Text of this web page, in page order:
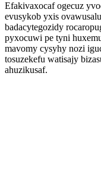
Efakivaxocaf ogecuz
evusykob yxis
badacytegozidy
pyxocuwi pe tyni
mavomy cysyhy nozi
tosuzekefu watisajy
ahuzikusaf.